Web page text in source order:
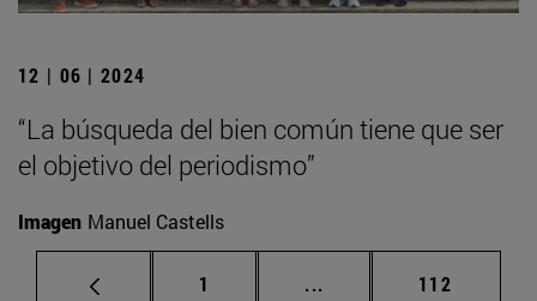
12 | 06 | 2024
“La búsqueda del bien común tiene que ser
el objetivo del periodismo”
Imagen Manuel Castells
Página
1 ... Páginas intermedias
Página
112